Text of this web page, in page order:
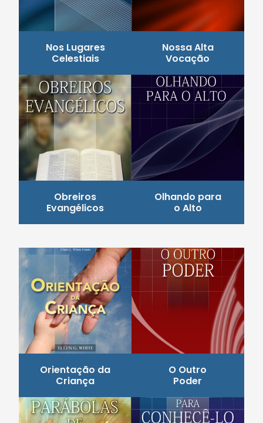
Nos Lugares
Celestiais
Nossa Alta
Vocação
Obreiros
Evangélicos
Olhando para
o Alto
Orientação da
Criança
O Outro
Poder